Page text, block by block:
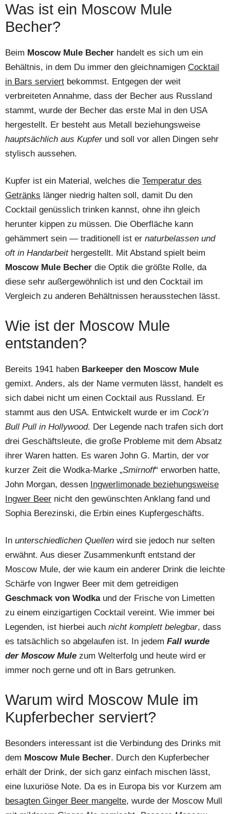
Was ist ein Moscow Mule
Becher?
Beim Moscow Mule Becher handelt es sich um ein
Behältnis, in dem Du immer den gleichnamigen Cocktail
in Bars serviert bekommst. Entgegen der weit
verbreiteten Annahme, dass der Becher aus Russland
stammt, wurde der Becher das erste Mal in den USA
hergestellt. Er besteht aus Metall beziehungsweise
hauptsächlich aus Kupferund soll vor allen Dingen sehr
stylisch aussehen.
Kupfer ist ein Material, welches die Temperatur des
Getränks länger niedrig halten soll, damit Du den
Cocktail genüsslich trinken kannst, ohne ihn gleich
herunter kippen zu müssen. Die Oberfläche kann
gehämmert sein — traditionell ist er naturbelassen und
oft in Handarbeithergestellt. Mit Abstand spielt beim
Moscow Mule Becher die Optik die größte Rolle, da
diese sehr außergewöhnlich ist und den Cocktail im
Vergleich zu anderen Behältnissen herausstechen lässt.
Wie ist der Moscow Mule
entstanden?
Bereits 1941 haben Barkeeper den Moscow Mule
gemixt. Anders, als der Name vermuten lässt, handelt es
sich dabei nicht um einen Cocktail aus Russland. Er
stammt aus den USA. Entwickelt wurde er im Cock’n
Bull Pull in Hollywood. Der Legende nach trafen sich dort
drei Geschäftsleute, die große Probleme mit dem Absatz
ihrer Waren hatten. Es waren John G. Martin, der vor
kurzer Zeit die Wodka-Marke „Smirnoff“ erworben hatte,
John Morgan, dessen Ingwerlimonade beziehungsweise
Ingwer Beer nicht den gewünschten Anklang fand und
Sophia Berezinski, die Erbin eines Kupfergeschäfts.
In unterschiedlichen Quellen wird sie jedoch nur selten
erwähnt. Aus dieser Zusammenkunft entstand der
Moscow Mule, der wie kaum ein anderer Drink die leichte
Schärfe von Ingwer Beer mit dem getreidigen
Geschmack von Wodkaund der Frische von Limetten
zu einem einzigartigen Cocktail vereint. Wie immer bei
Legenden, ist hierbei auch nicht komplett belegbar, dass
es tatsächlich so abgelaufen ist. In jedem Fall wurde
der Moscow Mule zum Welterfolg und heute wird er
immer noch gerne und oft in Bars getrunken.
Warum wird Moscow Mule im
Kupferbecher serviert?
Besonders interessant ist die Verbindung des Drinks mit
dem Moscow Mule Becher. Durch den Kupferbecher
erhält der Drink, der sich ganz einfach mischen lässt,
eine luxuriöse Note. Da es in Europa bis vor Kurzem am
besagten Ginger Beer mangelte, wurde der Moscow Mull